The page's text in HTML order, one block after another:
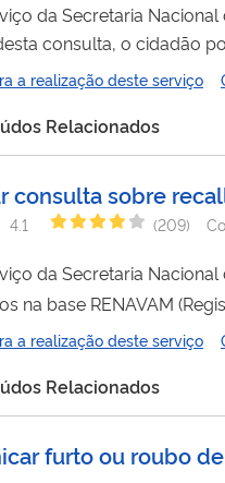
da Secretaria
no Portal; Dados detalhados de identificação inerentes ao veículo
da situação do Veículo
a realização deste serviço
Relacionados
consulta sobre
4.1 (209)
da Secretaria
na base RENAVAM
podem solicitara realização deste serviço
Relacionados
furto ou roubo